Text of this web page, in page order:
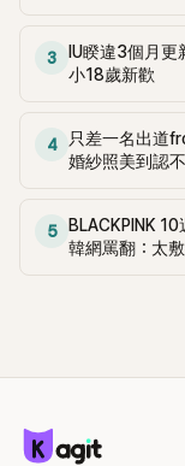
3
IU睽違3個月
小18歲新歡
4
只差一名出道
婚紗照美到認
5
BLACKPINK
韓網罵翻：太